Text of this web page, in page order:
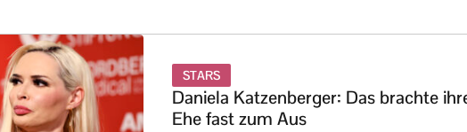
STARS
Daniela Katzenberger: Das brachte
Ehe fast zum Aus